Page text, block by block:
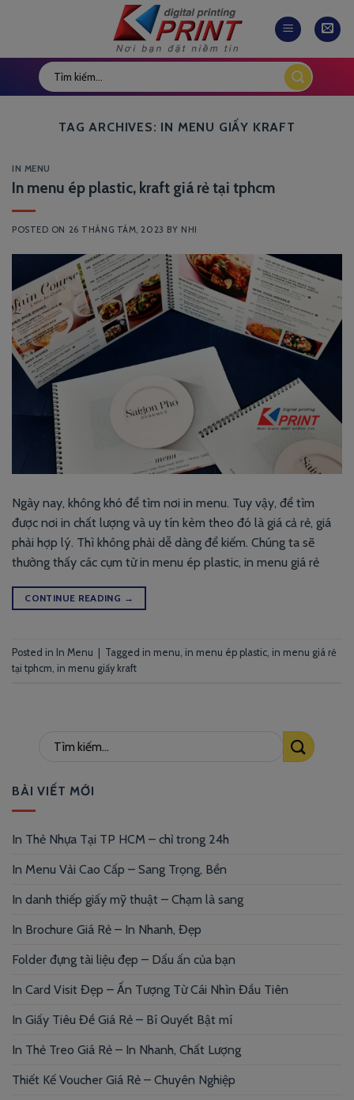
TAG ARCHIVES: IN MENU GIẤY KRAFT
IN MENU
In menu ép plastic, kraft giá rẻ tại tphcm
POSTED ON 26 THÁNG TÁM, 2023 BY NHI
Ngày nay, không khó để tìm nơi in menu. Tuy vậy, để tìm
được nơi in chất lượng và uy tín kèm theo đó là giá cả rẻ, giá
phải hợp lý. Thì không phải dễ dàng để kiếm. Chúng ta sẽ
thường thấy các cụm từ in menu ép plastic, in menu giá rẻ
CONTINUE READING →
Posted in In Menu | Tagged in menu in menu ép plastic in menu giá rẻ
tại tphcm in menu giấy kraft
BÀI VIẾT MỚI
In Thẻ Nhựa Tại TP HCM – chỉ trong 24h
In Menu Vải Cao Cấp – Sang Trọng, Bền
In danh thiếp giấy mỹ thuật – Chạm là sang
In Brochure Giá Rẻ – In Nhanh, Đẹp
Folder đựng tài liệu đẹp – Dấu ấn của bạn
In Card Visit Đẹp – Ấn Tượng Từ Cái Nhìn Đầu Tiên
In Giấy Tiêu Đề Giá Rẻ – Bí Quyết Bật mí
In Thẻ Treo Giá Rẻ – In Nhanh, Chất Lượng
Thiết Kế Voucher Giá Rẻ – Chuyên Nghiệp